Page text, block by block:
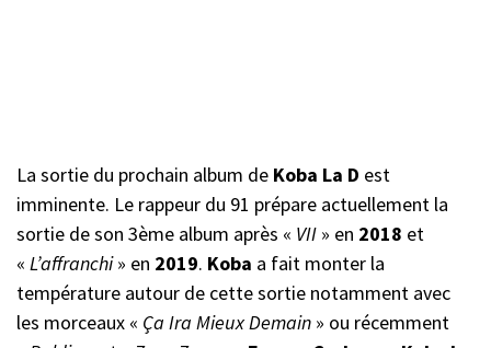
La sortie du prochain album de Koba La D est
imminente. Le rappeur du 91 prépare actuellement la
sortie de son 3ème album après « VII » en 2018 et
« L’affranchi» en 2019. Koba a fait monter la
température autour de cette sortie notamment avec
les morceaux « Ça Ira Mieux Demain » ou récemment